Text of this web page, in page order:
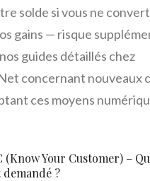
solde si vous ne
gains — risque
guides détaillés chez
concernant nouveaux
ces moyens
(Know Your Customer) –
?